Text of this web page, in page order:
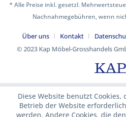
* Alle Preise inkl. gesetzl.
Nachnahmegebühren, wenn
Über uns Kontakt
© 2023 Kap Möbel-Grosshandels
Diese Website benutzt
Betrieb der Website
werden. Andere Cookies, die